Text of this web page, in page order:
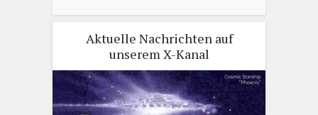
Aktuelle Nachrichten auf
unserem X-Kanal